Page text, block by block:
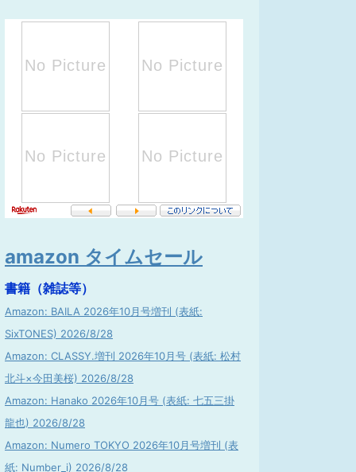
amazon タイムセール
書籍（雑誌等）
Amazon: BAILA 2026年10月号増刊 (表紙:
SixTONES) 2026/8/28
Amazon: CLASSY.増刊 2026年10月号 (表紙: 松村
北斗×今田美桜) 2026/8/28
Amazon: Hanako 2026年10月号 (表紙: 七五三掛
龍也) 2026/8/28
Amazon: Numero TOKYO 2026年10月号増刊 (表
紙: Number_i) 2026/8/28